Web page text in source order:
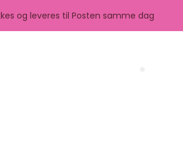
og leveres til Posten samme dag